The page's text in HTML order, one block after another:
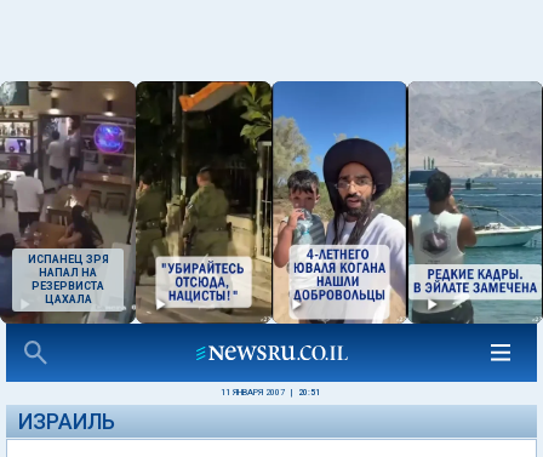
ИСПАНЕЦ ЗРЯ
НАПАЛ НА
РЕЗЕРВИСТА
ЦАХАЛА
11 ЯНВАРЯ 2007 20:51
ИЗРАИЛЬ